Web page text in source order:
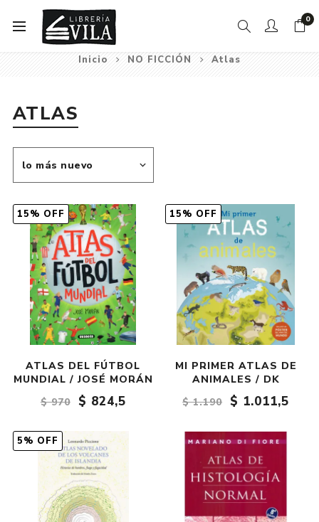
0
Inicio NO FICCIÓN Atlas
ATLAS
15% OFF
ATLAS DEL FÚTBOL
MUNDIAL / JOSÉ MORÁN
$ 970
$ 824,5
15% OFF
MI PRIMER ATLAS DE
ANIMALES / DK
$ 1.190
$ 1.011,5
5% OFF